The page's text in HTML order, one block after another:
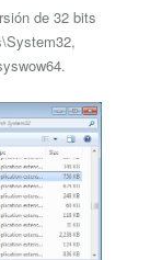
de 32 bits